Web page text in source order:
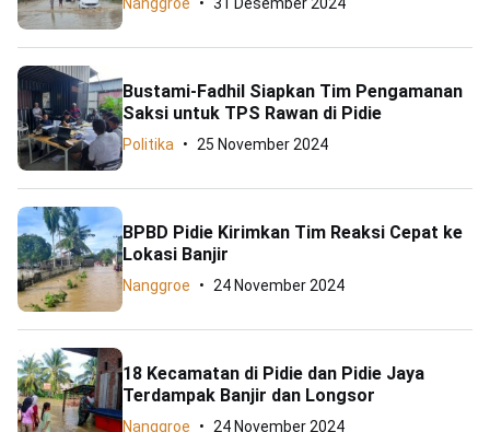
Bustami-Fadhil Siapkan Tim Pengamanan
Saksi untuk TPS Rawan di Pidie
Politika 25 November 2024
BPBD Pidie Kirimkan Tim Reaksi Cepat ke
Lokasi Banjir
Nanggroe 24 November 2024
18 Kecamatan di Pidie dan Pidie Jaya
Terdampak Banjir dan Longsor
Nanggroe 24 November 2024